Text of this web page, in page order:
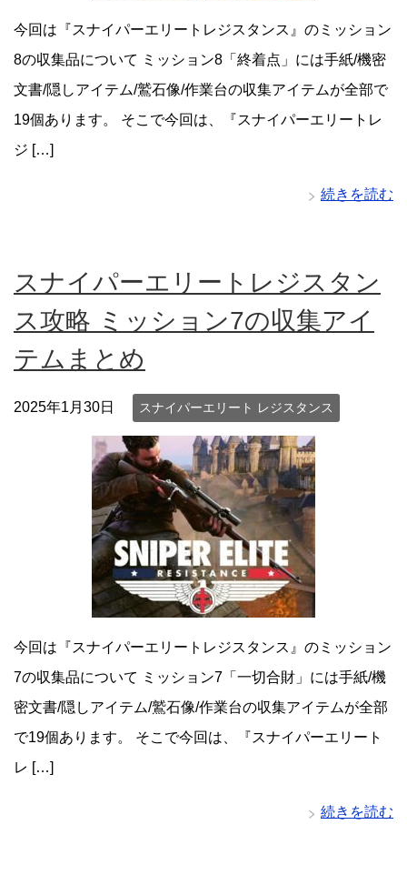
今回は『スナイパーエリートレジスタンス』のミッション
8の収集品について ミッション8「終着点」には手紙/機密
文書/隠しアイテム/鷲石像/作業台の収集アイテムが全部で
19個あります。 そこで今回は、『スナイパーエリートレ
ジ […]
続きを読む
スナイパーエリートレジスタン
ス攻略 ミッション7の収集アイ
テムまとめ
2025年1月30日 スナイパーエリート レジスタンス
今回は『スナイパーエリートレジスタンス』のミッション
7の収集品について ミッション7「一切合財」には手紙/機
密文書/隠しアイテム/鷲石像/作業台の収集アイテムが全部
で19個あります。 そこで今回は、『スナイパーエリート
レ […]
続きを読む